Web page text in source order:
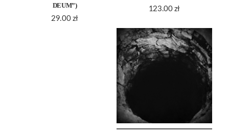
DEUM”)
29.00 zł
123.00 zł